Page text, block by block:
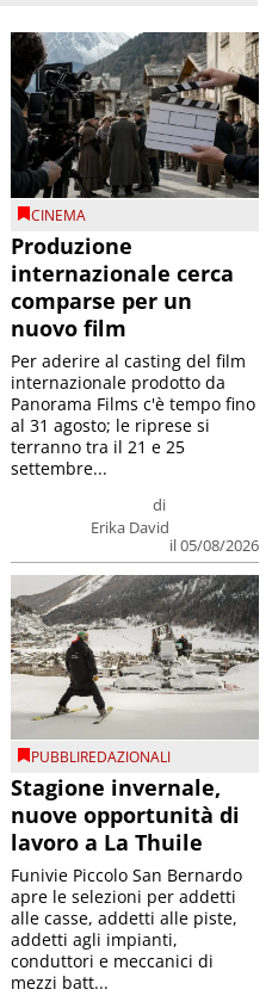
CINEMA
Produzione
internazionale cerca
comparse per un
nuovo film
di
Erika David
il 05/08/2026
Per aderire al casting del film
internazionale prodotto da
Panorama Films c'è tempo fino
al 31 agosto; le riprese si
terranno tra il 21 e 25
settembre...
PUBBLIREDAZIONALI
Stagione invernale,
nuove opportunità di
lavoro a La Thuile
Funivie Piccolo San Bernardo
apre le selezioni per addetti
alle casse, addetti alle piste,
addetti agli impianti,
conduttori e meccanici di
mezzi batt...